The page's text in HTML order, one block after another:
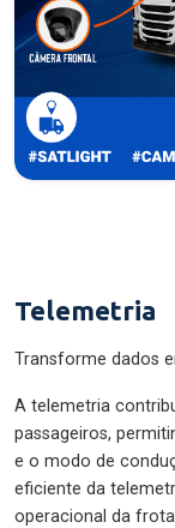
Telemetria
Transforme dados
A telemetria
passageiros,
e o modo de
eficiente da
operacional da